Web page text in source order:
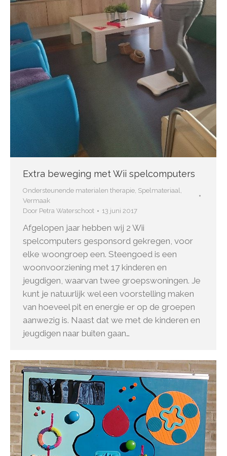
Extra beweging met Wii spelcomputers
Ondersteunende materialen therapie Spelmateriaal
Vermaak
Door Petra Waterschoot 13 juni 2017
Afgelopen jaar hebben wij 2 Wii
spelcomputers gesponsord gekregen, voor
elke woongroep een. Steengoed is een
woonvoorziening met 17 kinderen en
jeugdigen, waarvan twee groepswoningen. Je
kunt je natuurlijk wel een voorstelling maken
van hoeveel pit en energie er op de groepen
aanwezig is. Naast dat we met de kinderen en
jeugdigen naar buiten gaan…